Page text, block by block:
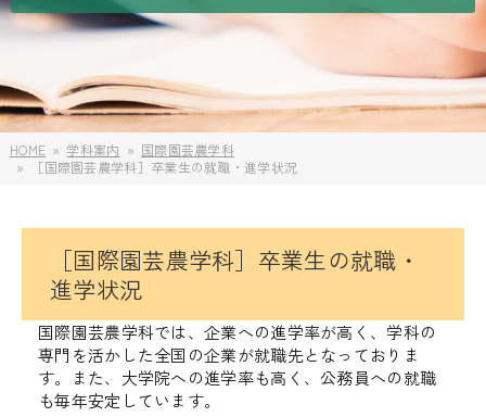
HOME 学科案内
国際園芸農学科
［国際園芸農学科］卒業生の就職・進学状況
［国際園芸農学科］卒業生の就職・
進学状況
国際園芸農学科では、 企業への進学率が高く、学科の
専門を活かした全国の企業が就職先となっておりま
す。また、 大学院への進学率も高く、公務員への就職
も毎年安定しています。